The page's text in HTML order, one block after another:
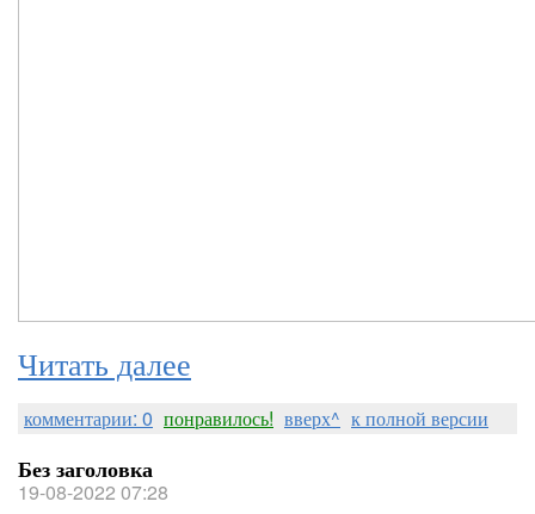
Читать далее
комментарии: 0 понравилось! вверх^ к полной версии
Без заголовка
19-08-2022 07:28